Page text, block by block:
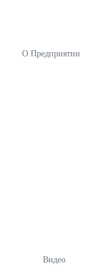
О Предприятии
Видео